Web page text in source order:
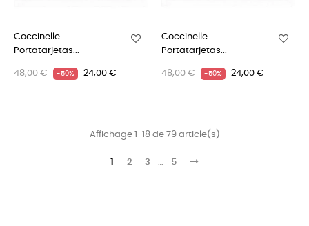
Coccinelle
Portatarjetas...
48,00 € -50% 24,00 €
Coccinelle
Portatarjetas...
48,00 € -50% 24,00 €
Affichage 1-18 de 79 article(s)
2 3 … 5